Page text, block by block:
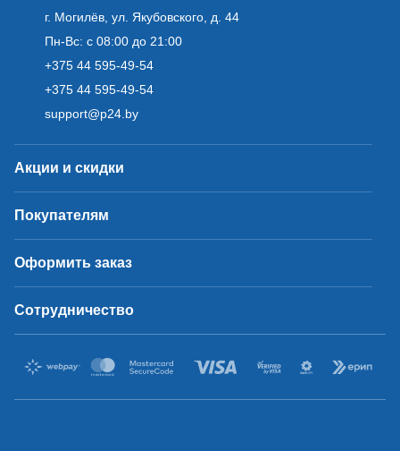
г. Могилёв, ул. Якубовского, д. 44
Пн-Вс: с 08:00 до 21:00
+375 44 595-49-54
+375 44 595-49-54
support@p24.by
Акции и скидки
Покупателям
Оформить заказ
Сотрудничество